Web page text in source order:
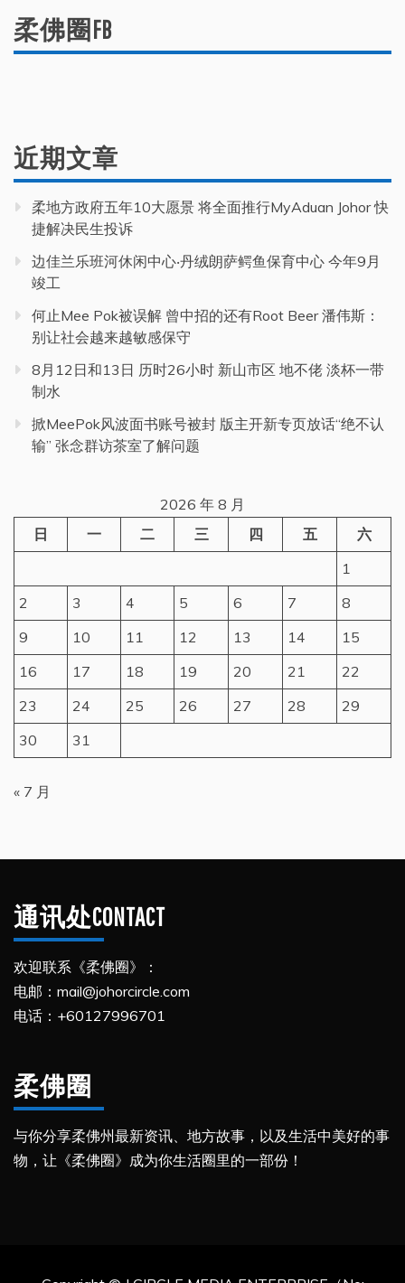
柔佛圈FB
近期文章
柔地方政府五年10大愿景 将全面推行MyAduan Johor 快
捷解决民生投诉
边佳兰乐班河休闲中心‧丹绒朗萨鳄鱼保育中心 今年9月
竣工
何止Mee Pok被误解 曾中招的还有Root Beer 潘伟斯：
别让社会越来越敏感保守
8月12日和13日 历时26小时 新山市区 地不佬 淡杯一带
制水
掀MeePok风波面书账号被封 版主开新专页放话“绝不认
输” 张念群访茶室了解问题
2026 年 8 月
日
一 二 三 四 五
六
1
2
3 4 5 6 7
8
9
10 11 12 13 14
15
16
17 18 19 20 21
22
23
24 25 26 27 28
29
30
31
« 7 月
通讯处CONTACT
欢迎联系《柔佛圈》：
电邮：mail@johorcircle.com
电话：+60127996701
柔佛圈
与你分享柔佛州最新资讯、地方故事，以及生活中美好的事
物，让《柔佛圈》成为你生活圈里的一部份！